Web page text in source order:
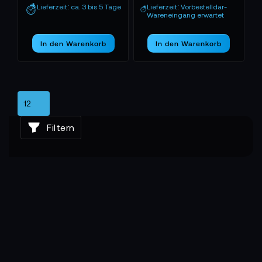
Lieferzeit: ca. 3 bis 5 Tage
In den Warenkorb
Lieferzeit: Vorbestelldar-
Wareneingang erwartet
In den Warenkorb
Filtern